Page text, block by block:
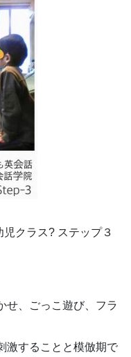
児クラス? ステップ３
せ、ごっこ遊び、フラ
激することと模倣期で